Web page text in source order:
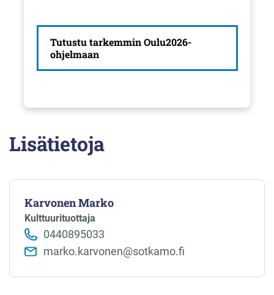
Tutustu tarkemmin Oulu2026-
ohjelmaan
Lisätietoja
Karvonen Marko
Kulttuurituottaja
0440895033
marko.karvonen@sotkamo.fi